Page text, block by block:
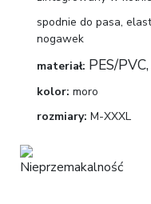
spodnie do pasa,
nogawek
materiał: PES/PVC,
kolor: moro
rozmiary: M-XXXL